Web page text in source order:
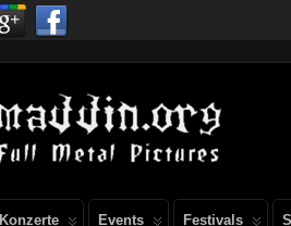
Konzerte Events Festivals